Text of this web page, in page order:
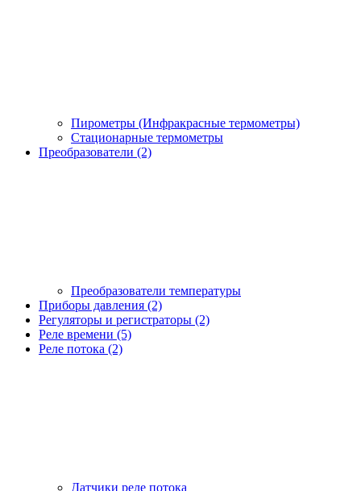
Пирометры (Инфракрасные термометры)
Стационарные термометры
Преобразователи (2)
Преобразователи температуры
Приборы давления (2)
Регуляторы и регистраторы (2)
Реле времени (5)
Реле потока (2)
Датчики реле потока